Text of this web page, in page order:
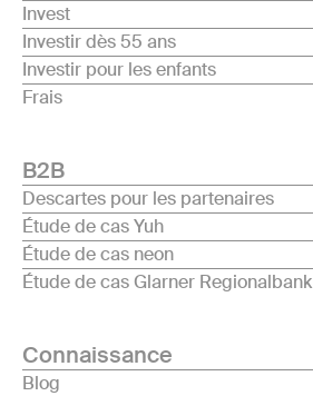
Invest
Investir dès 55 ans
Investir pour les enfants
Frais
B2B
Descartes pour les partenaires
Étude de cas Yuh
Étude de cas neon
Étude de cas Glarner Regionalbank
Connaissance
Blog